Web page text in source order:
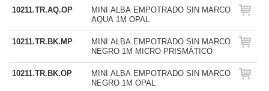
10211.TR.AQ.OP
MINI ALBA EMPOTRADO SIN MARCO
AQUA 1M OPAL
10211.TR.BK.MP
MINI ALBA EMPOTRADO SIN MARCO
NEGRO 1M MICRO PRISMÁTICO
10211.TR.BK.OP
MINI ALBA EMPOTRADO SIN MARCO
NEGRO 1M OPAL